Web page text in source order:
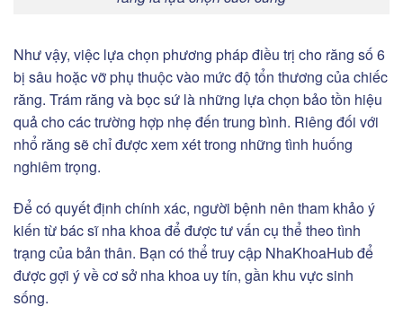
Như vậy, việc lựa chọn phương pháp điều trị cho răng số 6
bị sâu hoặc vỡ phụ thuộc vào mức độ tổn thương của chiếc
răng. Trám răng và bọc sứ là những lựa chọn bảo tồn hiệu
quả cho các trường hợp nhẹ đến trung bình. Riêng đối với
nhổ răng sẽ chỉ được xem xét trong những tình huống
nghiêm trọng.
Để có quyết định chính xác, người bệnh nên tham khảo ý
kiến từ bác sĩ nha khoa để được tư vấn cụ thể theo tình
trạng của bản thân. Bạn có thể truy cập NhaKhoaHub để
được gợi ý về cơ sở nha khoa uy tín, gần khu vực sinh
sống.